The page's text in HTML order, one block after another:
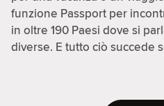
funzione Passport per
in oltre 190 Paesi dove si
diverse. E tutto ciò succede